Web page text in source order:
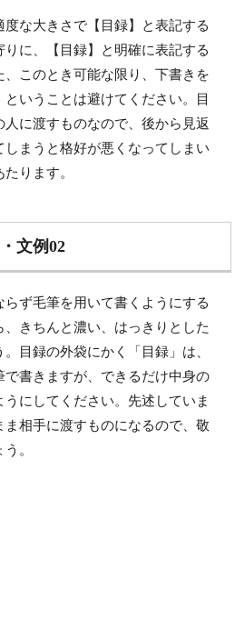
な大きさで【目録】と表記する
に、【目録】と明確に表記する
、このとき可能な限り、下書きを
いうことは避けてください。目
に渡すものなので、後から見返
しまうと格好が悪くなってしまい
ります。
文例02
ず毛筆を用いて書くようにする
きちんと濃い、はっきりとした
目録の外袋にかく「目録」は、
で書きますが、できるだけ中身の
にしてください。先述していま
相手に渡すものになるので、敬
。